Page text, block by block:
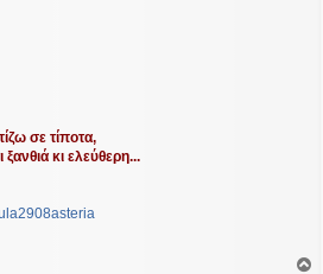
σε τίποτα,
κι ελεύθερη...